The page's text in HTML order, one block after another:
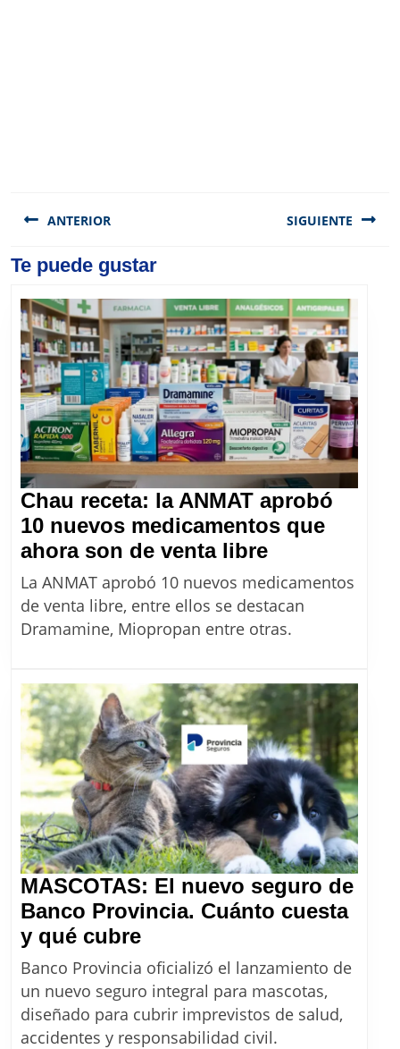
de
ANTERIOR
Previous
SIGUIENTE
Te puede gustar
Chau receta: la ANMAT aprobó
10 nuevos medicamentos que
ahora son de venta libreChau
receta:
la
ANMAT
nuevos
que
ahora
son
de
venta
libre
La ANMAT aprobó 10 nuevos medicamentos
de venta libre, entre ellos se destacan
Dramamine, Miopropan entre otras.
MASCOTAS: El nuevo seguro de
Banco Provincia. Cuánto cuesta
y qué cubreMASCOTAS:
El
nuevo
seguro
de
Banco Provincia oficializó el lanzamiento de
un nuevo seguro integral para mascotas,
diseñado para cubrir imprevistos de salud,
accidentes y responsabilidad civil.